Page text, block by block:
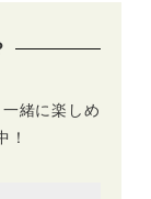
緒に楽しめ
！